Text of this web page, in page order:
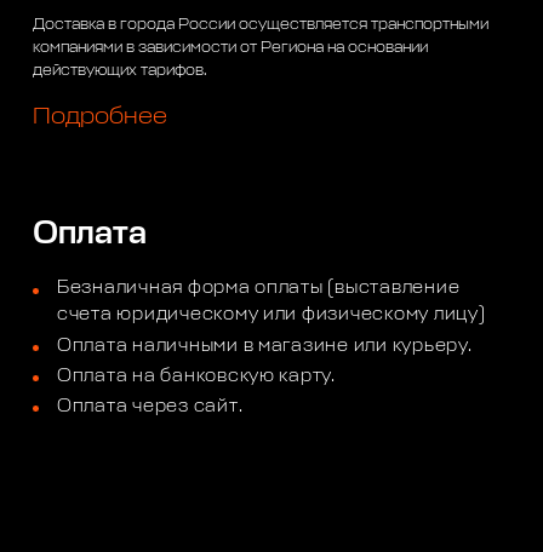
Доставка в города России осуществляется транспортными
компаниями в зависимости от Региона на основании
действующих тарифов.
Подробнее
Оплата
Безналичная форма оплаты (выставление
счета юридическому или физическому лицу)
Оплата наличными в магазине или курьеру.
Оплата на банковскую карту.
Оплата через сайт.